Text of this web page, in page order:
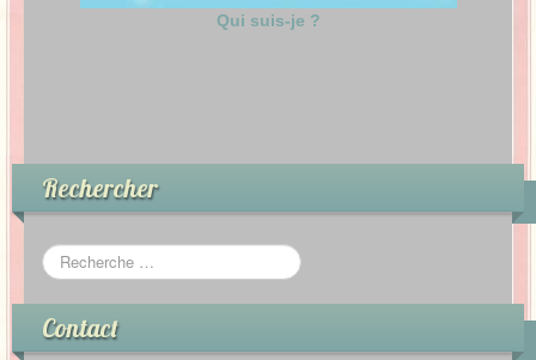
Qui suis-je ?
Rechercher
Contact